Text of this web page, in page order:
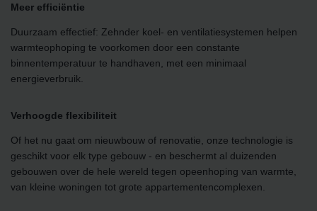
Meer efficiëntie
Duurzaam effectief: Zehnder koel- en ventilatiesystemen helpen
warmteophoping te voorkomen door een constante
binnentemperatuur te handhaven, met een minimaal
energieverbruik.
Verhoogde flexibiliteit
Of het nu gaat om nieuwbouw of renovatie, onze technologie is
geschikt voor elk type gebouw - en beschermt al duizenden
gebouwen over de hele wereld tegen opeenhoping van warmte,
van kleine woningen tot grote appartementencomplexen.